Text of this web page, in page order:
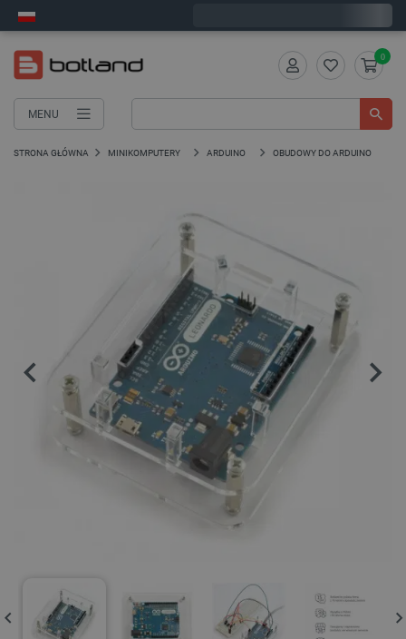
MENU
0
STRONA GŁÓWNA MINIKOMPUTERY ARDUINO OBUDOWY DO ARDUINO